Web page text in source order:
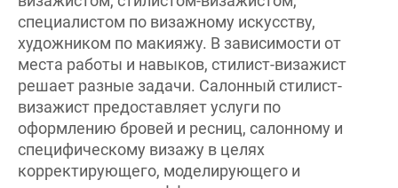
специалистом по визажному искусству,
художником по макияжу. В зависимости от
места работы и навыков, стилист-визажист
решает разные задачи. Салонный стилист-
визажист предоставляет услуги по
оформлению бровей и ресниц, салонному и
специфическому визажу в целях
корректирующего, моделирующего и
художественного эффекта, в том числе с